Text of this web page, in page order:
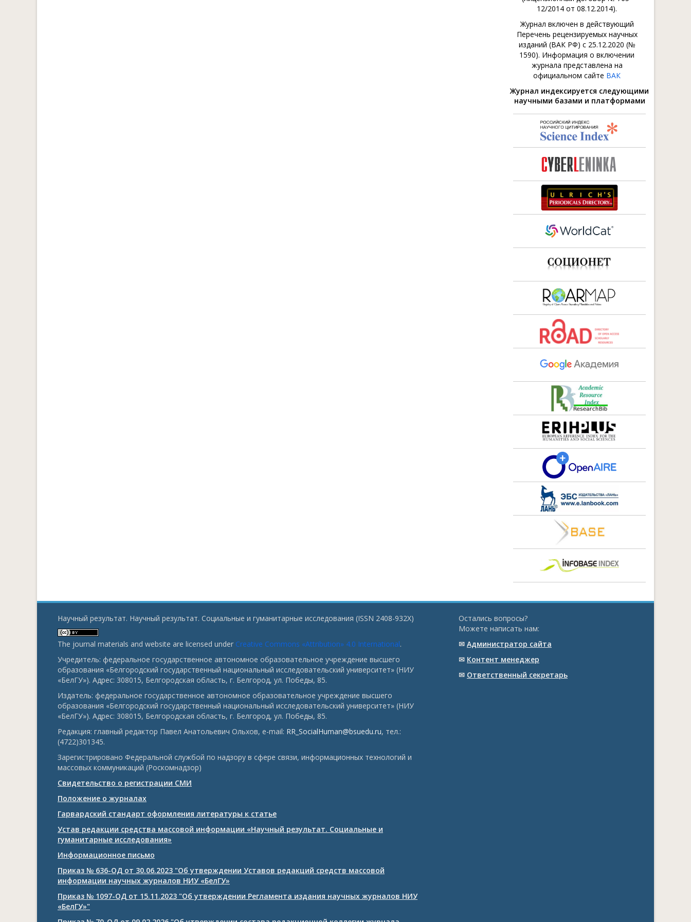
12/2014 от 08.12.2014).
Журнал включен в действующий
Перечень рецензируемых научных
изданий (ВАК РФ) с 25.12.2020 (№
1590). Информация о включении
журнала представлена на
официальном сайте ВАК
Журнал индексируется следующими
научными базами и платформами
Научный результат. Научный результат. Социальные и гуманитарные исследования (ISSN 2408-932X)
The journal materials and website are licensed under Creative Commons «Attribution» 4.0 International.
Учредитель: федеральное государственное автономное образовательное учреждение высшего
образования «Белгородский государственный национальный исследовательский университет» (НИУ
«БелГУ»). Адрес: 308015, Белгородская область, г. Белгород, ул. Победы, 85.
Издатель: федеральное государственное автономное образовательное учреждение высшего
образования «Белгородский государственный национальный исследовательский университет» (НИУ
«БелГУ»). Адрес: 308015, Белгородская область, г. Белгород, ул. Победы, 85.
Редакция: главный редактор Павел Анатольевич Ольхов, e-mail: RR_SocialHuman@bsuedu.ru, тел.:
(4722)301345.
Зарегистрировано Федеральной службой по надзору в сфере связи, информационных технологий и
массовых коммуникаций (Роскомнадзор)
Свидетельство о регистрации СМИ
Положение о журналах
Гарвардский стандарт оформления литературы к статье
Устав редакции средства массовой информации «Научный результат. Социальные и
гуманитарные исследования»
Информационное письмо
Приказ № 636-ОД от 30.06.2023 "Об утверждении Уставов редакций средств массовой
информации научных журналов НИУ «БелГУ»
Приказ № 1097-ОД от 15.11.2023 "Об утверждении Регламента издания научных журналов НИУ
«БелГУ»"
Остались вопросы?
Можете написать нам:
✉ Администратор сайта
✉ Контент менеджер
✉ Ответственный cекретарь